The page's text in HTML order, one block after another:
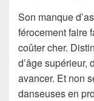
Son manque
férocement faire
coûter cher.
d’âge supérieur,
avancer. Et non
danseuses en